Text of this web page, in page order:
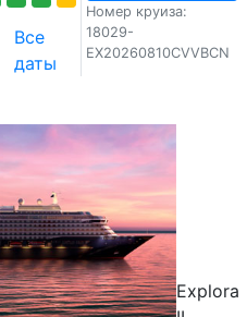
Все
даты
Номер круиза:
18029-
EX20260810CVVBCN
Explora